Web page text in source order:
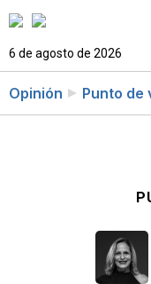
6 de agosto de 2026
Opinión Punto de